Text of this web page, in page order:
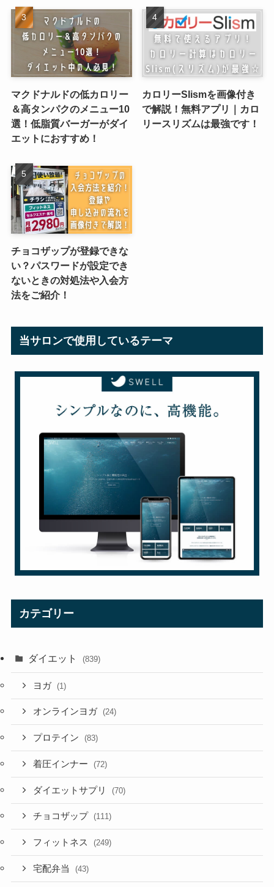
マクドナルドの低カロリー
＆高タンパクのメニュー10
選！低脂質バーガーがダイ
エットにおすすめ！
カロリーSlismを画像付き
で解説！無料アプリ｜カロ
リースリズムは最強です！
チョコザップが登録できな
い？パスワードが設定でき
ないときの対処法や入会方
法をご紹介！
当サロンで使用しているテーマ
カテゴリー
ダイエット (839)
ヨガ (1)
オンラインヨガ (24)
プロテイン (83)
着圧インナー (72)
ダイエットサプリ (70)
チョコザップ (111)
フィットネス (249)
宅配弁当 (43)